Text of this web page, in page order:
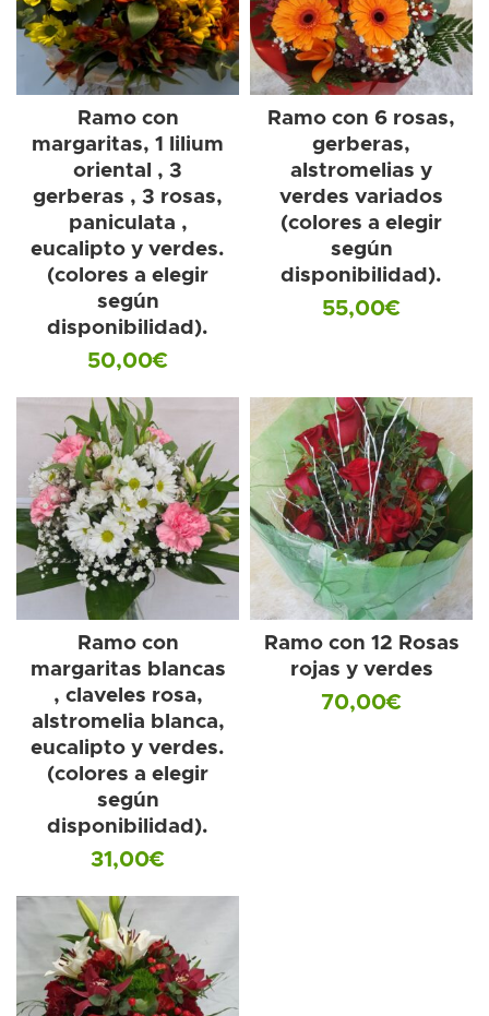
Ramo con
margaritas, 1 lilium
oriental , 3
gerberas , 3 rosas,
paniculata ,
eucalipto y verdes.
(colores a elegir
según
disponibilidad).
50,00€
Ramo con 6 rosas,
gerberas,
alstromelias y
verdes variados
(colores a elegir
según
disponibilidad).
55,00€
Ramo con
margaritas blancas
, claveles rosa,
alstromelia blanca,
eucalipto y verdes.
(colores a elegir
según
disponibilidad).
31,00€
Ramo con 12 Rosas
rojas y verdes
70,00€